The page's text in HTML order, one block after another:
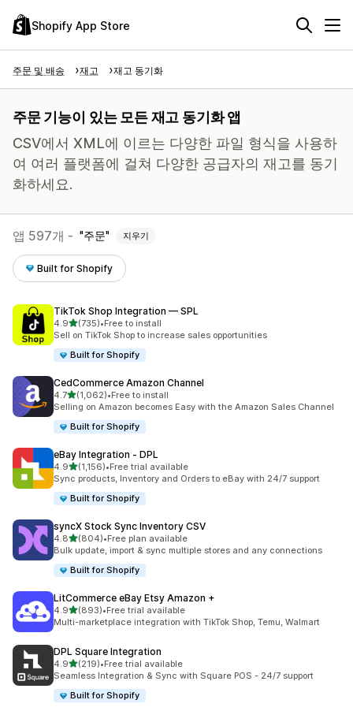
Shopify App Store
주문 및 배송 재고 재고 동기화
주문 기능이 있는 모든 재고 동기화 앱
CSV에서 XML에 이르는 다양한 파일 형식을 사용하
여 여러 플랫폼에 걸쳐 다양한 공급자의 재고를 동기
화하세요.
앱 597개 - 주문 지우기
Built for Shopify
TikTok Shop Integration — SPL
4.9별 5개 중
(735)
총 리뷰 735개
•Free to install
Sell on TikTok Shop to increase sales opportunities
Built for Shopify
CedCommerce Amazon Channel
4.7별 5개 중
(1,062)
총 리뷰 1062개
•Free to install
Selling on Amazon becomes Easy with the Amazon Sales Channel
Built for Shopify
eBay Integration ‑ DPL
4.9별 5개 중
(1,156)
총 리뷰 1156개
•Free trial available
Sync products, Inventory and Orders to eBay with 24/7 support
Built for Shopify
syncX Stock Sync Inventory CSV
4.8별 5개 중
(804)
총 리뷰 804개
•Free plan available
Bulk update, import & sync multiple stores and any connections
Built for Shopify
LitCommerce eBay Etsy Amazon +
4.9별 5개 중
(893)
총 리뷰 893개
•Free trial available
Multi-marketplace integration with TikTok Shop, Temu, Walmart
DPL Square Integration
4.9별 5개 중
(219)
총 리뷰 219개
•Free trial available
Seamless Integration & Sync with Square POS - 24/7 support
Built for Shopify